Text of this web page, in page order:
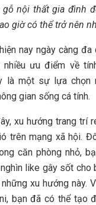
nội thất gia đình
giờ có thể trở nên
nay ngày càng đa
nhiều ưu điểm về
là một sự lựa chọn
gian sống cá tính.
xu hướng trang trí
trên mạng xã hội.
căn phòng nhỏ,
like gây sốt
xu hướng này.
bạn đã có thể tạo